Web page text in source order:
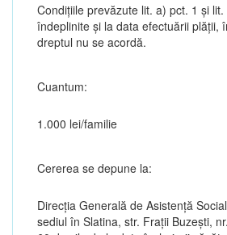
Condițiile prevăzute lit. a) pct. 1 și
îndeplinite și la data efectuării plății,
dreptul nu se acordă.
Cuantum:
1.000 lei/familie
Cererea se depune la:
Direcția Generală de Asistenţă
sediul în Slatina, str. Fraţii Buzeşti,